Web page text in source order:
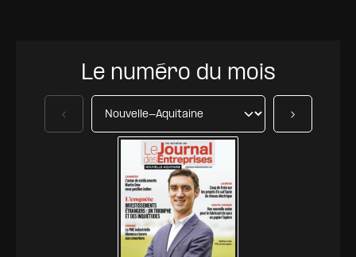
Le numéro du mois
Précédent Suivant